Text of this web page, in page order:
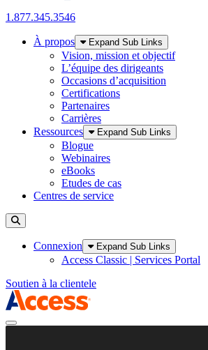
1.877.345.3546
À propos Expand Sub Links
Vision, mission et objectif
L’équipe des dirigeants
Occasions d’acquisition
Certifications
Partenaires
Carrières
Ressources
Expand Sub Links
Blogue
Webinaires
eBooks
Etudes de cas
Centres de service
Toggle Search
Connexion Expand Sub Links
Access Classic | Services Portal
Soutien à la clientele
Toggle Navigation